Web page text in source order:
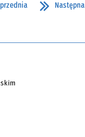
Następna